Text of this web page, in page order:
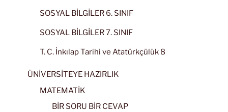
SOSYAL BİLGİLER 6. SINIF
SOSYAL BİLGİLER 7. SINIF
T. C. İnkılap Tarihi ve Atatürkçülük 8
ÜNİVERSİTEYE HAZIRLIK
MATEMATİK
BİR SORU BİR CEVAP